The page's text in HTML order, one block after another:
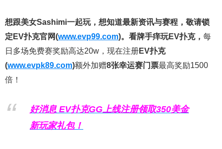
想跟美女Sashimi一起玩， 想知道最新资讯与赛程， 敬请锁
定EV扑克官网(www.evp99.com)。 看牌手痒玩EV扑克， 每
日多场免费赛奖励高达20w，现在注册EV扑克
(www.evpk89.com)额外加赠8张幸运赛门票最高奖励1500
倍！
好消息 EV扑克GG上线注册领取350美金
新玩家礼包！